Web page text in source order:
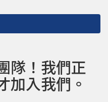
隊！我們正
加入我們。